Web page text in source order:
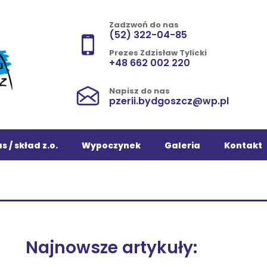
Napisz do nas
pzerii.bydgoszcz@wp.pl
Zadzwoń do nas
(52) 322-04-85
Prezes Zdzisław Tylicki
+48 662 002 220
/ skład z.o. Wypoczynek Galeria Kontakt
Najnowsze artykuły: